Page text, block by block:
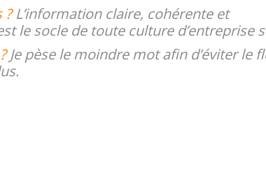
?L’information claire, cohérente et
le socle de toute culture d’entreprise
Je pèse le moindre mot afin d’éviter le